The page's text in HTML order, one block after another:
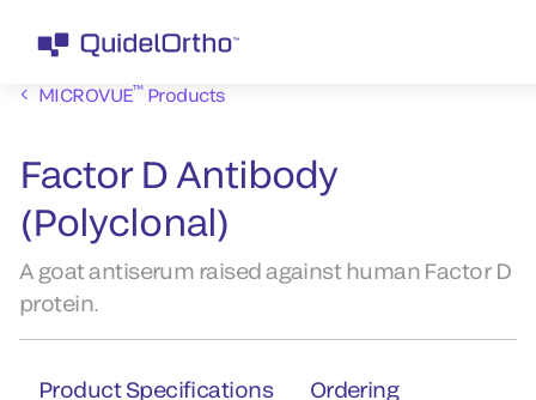
MICROVUE™Products
Factor D Antibody
(Polyclonal)
A goat antiserum raised against human Factor D
protein.
Product Specifications
Ordering